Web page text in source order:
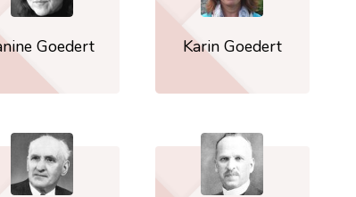
Goedert Karin Goedert